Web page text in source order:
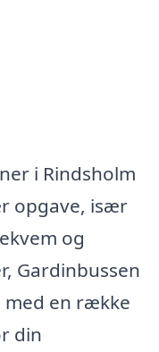
i Rindsholm
opgave, især
og
Gardinbussen
en række
din